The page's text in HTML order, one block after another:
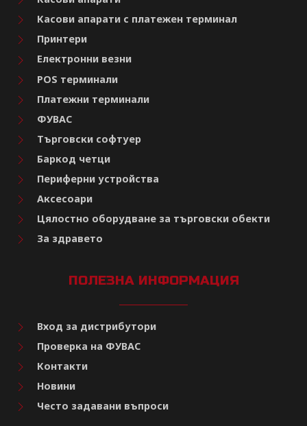
Касови апарати с платежен терминал
Принтери
Електронни везни
POS терминали
Платежни терминали
ФУВАС
Търговски софтуер
Баркод четци
Периферни устройства
Аксесоари
Цялостно оборудване за търговски обекти
За здравето
ПОЛЕЗНА ИНФОРМАЦИЯ
Вход за дистрибутори
Проверка на ФУВАС
Контакти
Новини
Често задавани въпроси